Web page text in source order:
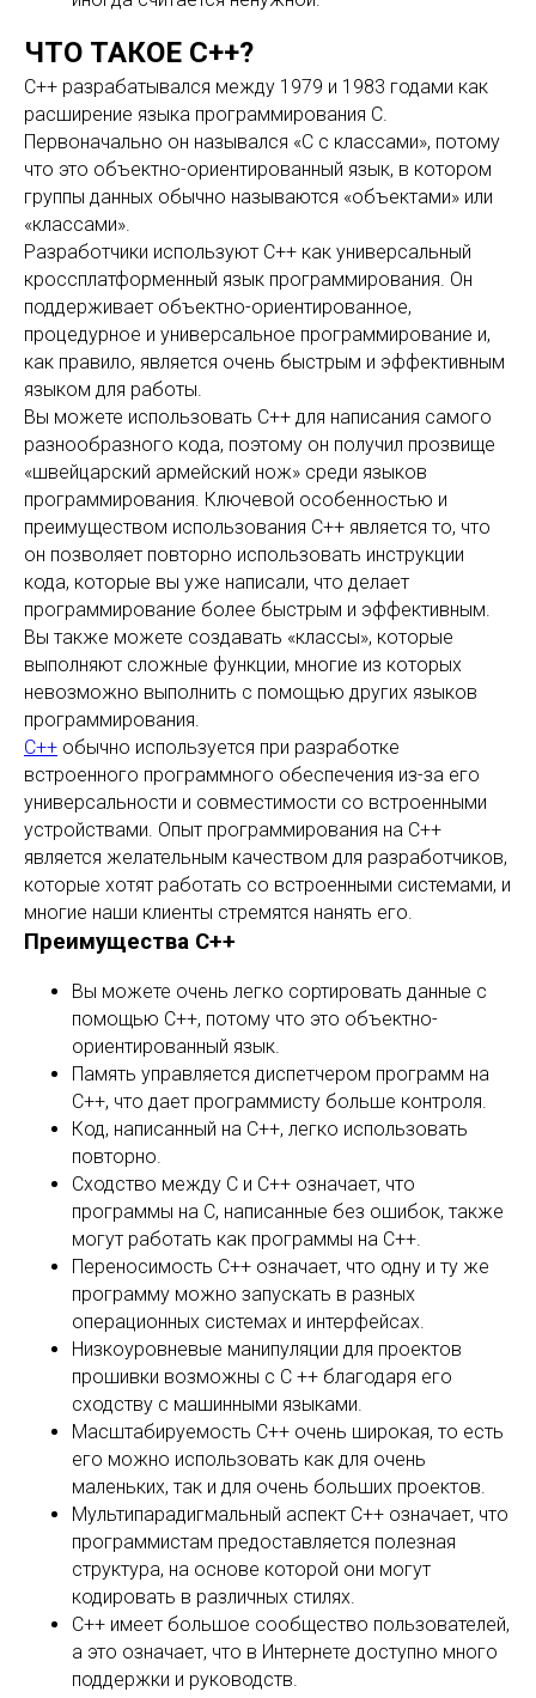
ЧТО ТАКОЕ С++?
C++ разрабатывался между 1979 и 1983 годами как
расширение языка программирования C.
Первоначально он назывался «C с классами», потому
что это объектно-ориентированный язык, в котором
группы данных обычно называются «объектами» или
«классами».
Разработчики используют C++ как универсальный
кроссплатформенный язык программирования. Он
поддерживает объектно-ориентированное,
процедурное и универсальное программирование и,
как правило, является очень быстрым и эффективным
языком для работы.
Вы можете использовать C++ для написания самого
разнообразного кода, поэтому он получил прозвище
«швейцарский армейский нож» среди языков
программирования. Ключевой особенностью и
преимуществом использования C++ является то, что
он позволяет повторно использовать инструкции
кода, которые вы уже написали, что делает
программирование более быстрым и эффективным.
Вы также можете создавать «классы», которые
выполняют сложные функции, многие из которых
невозможно выполнить с помощью других языков
программирования.
C++ обычно используется при разработке
встроенного программного обеспечения из-за его
универсальности и совместимости со встроенными
устройствами. Опыт программирования на C++
является желательным качеством для разработчиков,
которые хотят работать со встроенными системами, и
многие наши клиенты стремятся нанять его.
Преимущества С++
Вы можете очень легко сортировать данные с
помощью C++, потому что это объектно-
ориентированный язык.
Память управляется диспетчером программ на
C++, что дает программисту больше контроля.
Код, написанный на C++, легко использовать
повторно.
Сходство между C и C++ означает, что
программы на C, написанные без ошибок, также
могут работать как программы на C++.
Переносимость C++ означает, что одну и ту же
программу можно запускать в разных
операционных системах и интерфейсах.
Низкоуровневые манипуляции для проектов
прошивки возможны с C ++ благодаря его
сходству с машинными языками.
Масштабируемость C++ очень широкая, то есть
его можно использовать как для очень
маленьких, так и для очень больших проектов.
Мультипарадигмальный аспект C++ означает, что
программистам предоставляется полезная
структура, на основе которой они могут
кодировать в различных стилях.
C++ имеет большое сообщество пользователей,
а это означает, что в Интернете доступно много
поддержки и руководств.